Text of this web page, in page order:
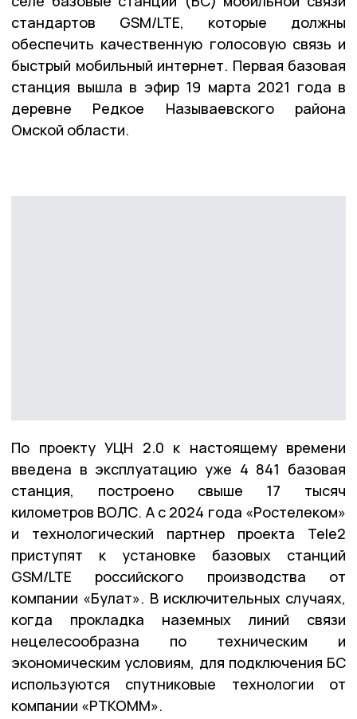
стандартов GSM/LTE, которые должны
обеспечить качественную голосовую связь и
быстрый мобильный интернет. Первая базовая
станция вышла в эфир 19 марта 2021 года в
деревне Редкое Называевского района
Омской области.
По проекту УЦН 2.0 к настоящему времени
введена в эксплуатацию уже 4 841 базовая
станция, построено свыше 17 тысяч
километров ВОЛС. А с 2024 года «Ростелеком»
и технологический партнер проекта Tele2
приступят к установке базовых станций
GSM/LTE российского производства от
компании «Булат». В исключительных случаях,
когда прокладка наземных линий связи
нецелесообразна по техническим и
экономическим условиям, для подключения БС
используются спутниковые технологии от
компании «РТКОММ».